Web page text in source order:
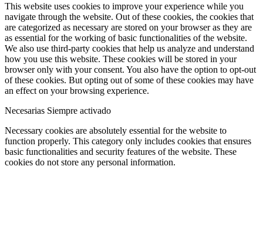
This website uses cookies to improve your experience while you
navigate through the website. Out of these cookies, the cookies that
are categorized as necessary are stored on your browser as they are
as essential for the working of basic functionalities of the website.
We also use third-party cookies that help us analyze and understand
how you use this website. These cookies will be stored in your
browser only with your consent. You also have the option to opt-out
of these cookies. But opting out of some of these cookies may have
an effect on your browsing experience.
Necesarias Siempre activado
Necessary cookies are absolutely essential for the website to
function properly. This category only includes cookies that ensures
basic functionalities and security features of the website. These
cookies do not store any personal information.